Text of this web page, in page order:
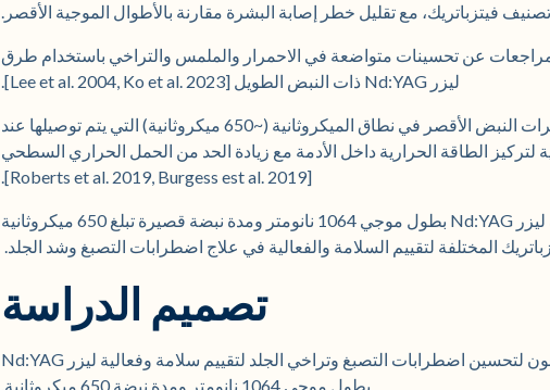
فيتزباتريك، مع تقليل خطر إصابة البشرة مقارنة بالأطوال الموجية الأقصر.
عن تحسينات متواضعة في الاحمرار والملمس والتراخي باستخدام طرق
ليزر Nd:YAG ذات النبض الطويل [Lee et al. 2004, Ko et al. 2023].
في الآونة الأخيرة، برزت فترات النبض الأقصر في نطاق الميكروثانية (~650 ميكروثانية) التي يتم توصيلها عند
لتركيز الطاقة الحرارية داخل الأدمة مع زيادة الحد من الحمل الحراري السطحي
[Roberts et al. 2019, Burgess est al. 2019].
في هذه الدراسة، تمت دراسة ليزر Nd:YAG بطول موجي 1064 نانومتر ومدة نبضة قصيرة تبلغ 650 ميكروثانية
المختلفة لتقييم السلامة والفعالية في علاج اضطرابات التصبغ وشد الجلد.
تصميم الدراسة
تم تسجيل ستة مرضى يسعون لتحسين اضطرابات التصبغ وتراخي الجلد لتقييم سلامة وفعالية ليزر Nd:YAG
بطول موجي 1064 نانومتر ومدة نبضة 650 ميكروثانية.